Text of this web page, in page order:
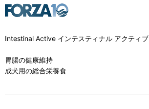
Intestinal Active インテスティナル アクティブ
胃腸の健康維持
成犬用の総合栄養食